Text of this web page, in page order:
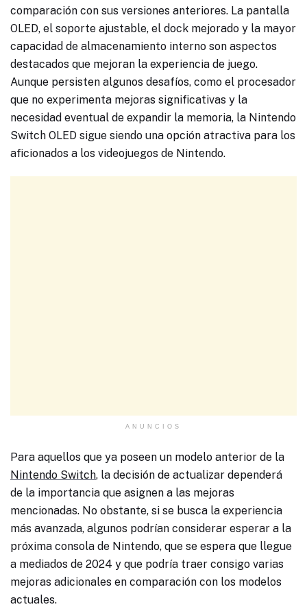
comparación con sus versiones anteriores. La pantalla
OLED, el soporte ajustable, el dock mejorado y la mayor
capacidad de almacenamiento interno son aspectos
destacados que mejoran la experiencia de juego.
Aunque persisten algunos desafíos, como el procesador
que no experimenta mejoras significativas y la
necesidad eventual de expandir la memoria, la Nintendo
Switch OLED sigue siendo una opción atractiva para los
aficionados a los videojuegos de Nintendo.
ANUNCIOS
Para aquellos que ya poseen un modelo anterior de la
Nintendo Switch, la decisión de actualizar dependerá
de la importancia que asignen a las mejoras
mencionadas. No obstante, si se busca la experiencia
más avanzada, algunos podrían considerar esperar a la
próxima consola de Nintendo, que se espera que llegue
a mediados de 2024 y que podría traer consigo varias
mejoras adicionales en comparación con los modelos
actuales.